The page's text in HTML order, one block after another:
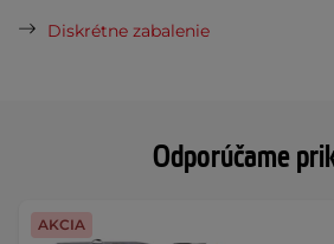
Odporúčame
AKCIA
Diskrétne zabalenie